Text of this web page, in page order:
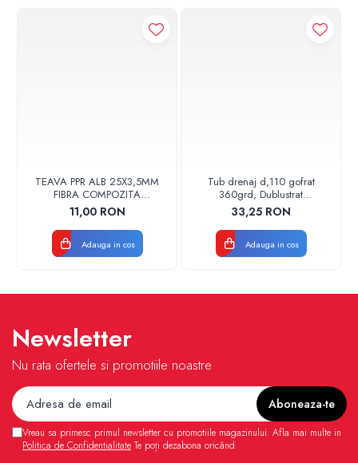
TEAVA PPR ALB 25X3,5MM
FIBRA COMPOZITA
10033025004
VALDUOTHERM VALROM
11,00 RON
Adauga in cos
Tub drenaj d,110 gofrat
360grd, Dublustrat
verde/negru 110152 Drainkit
33,25 RON
Adauga in cos
Newsletter
Nu rata ofertele si promotiile noastre
Vreau sa primesc primul newsletter cu promotiile magazinului. Afla mai multe in
Politica de Confidentialitate Te poți dezabona oricând.